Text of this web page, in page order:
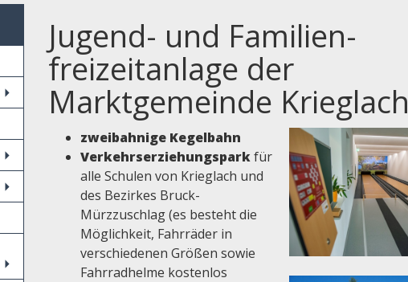
Jugend- und Familien-
freizeitanlage der
Marktgemeinde Krieglach
zweibahnige Kegelbahn
Verkehrserziehungsparkfür
alle Schulen von Krieglach und
des Bezirkes Bruck-
Mürzzuschlag (es besteht die
Möglichkeit, Fahrräder in
verschiedenen Größen sowie
Fahrradhelme kostenlos